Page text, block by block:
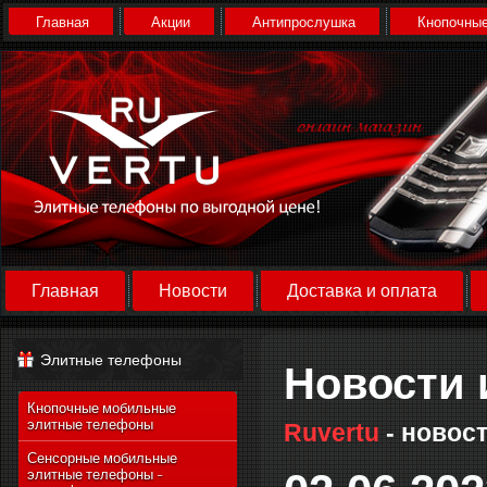
Главная Акции Антипрослушка
Главная Новости Доставка и оплата
Элитные телефоны
Кнопочные мобильные
элитные телефоны
Сенсорные мобильные
элитные телефоны -
Новости
Ruvertu -